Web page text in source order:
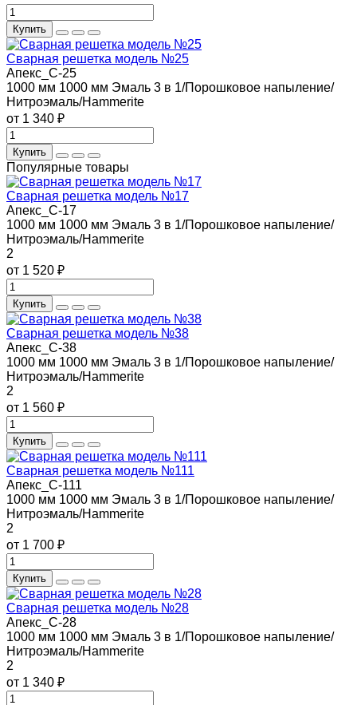
Купить
Сварная решетка модель №25
Апекс_С-25
1000 мм 1000 мм Эмаль 3 в 1/Порошковое напыление/
Нитроэмаль/Hammerite
от 1 340 ₽
Купить
Популярные товары
Сварная решетка модель №17
Апекс_С-17
1000 мм 1000 мм Эмаль 3 в 1/Порошковое напыление/
Нитроэмаль/Hammerite
2
от 1 520 ₽
Купить
Сварная решетка модель №38
Апекс_С-38
1000 мм 1000 мм Эмаль 3 в 1/Порошковое напыление/
Нитроэмаль/Hammerite
2
от 1 560 ₽
Купить
Сварная решетка модель №111
Апекс_С-111
1000 мм 1000 мм Эмаль 3 в 1/Порошковое напыление/
Нитроэмаль/Hammerite
2
от 1 700 ₽
Купить
Сварная решетка модель №28
Апекс_С-28
1000 мм 1000 мм Эмаль 3 в 1/Порошковое напыление/
Нитроэмаль/Hammerite
2
от 1 340 ₽